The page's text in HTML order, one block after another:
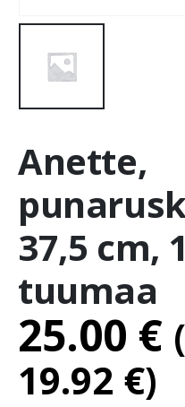
Anette,
37,5 cm,
tuumaa
25.00 €
19.92 €)